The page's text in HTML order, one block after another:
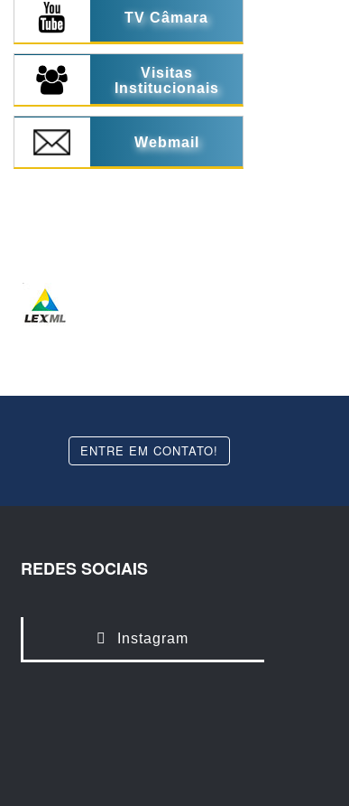
TV Câmara
Visitas
Institucionais
Webmail
ENTRE EM CONTATO!
REDES SOCIAIS
Instagram